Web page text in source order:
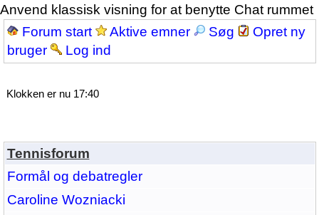
Anvend klassisk visning for at benytte Chat rummet
Forum start Aktive emner Søg
Opret ny
bruger
Log ind
Klokken er nu 17:40
Tennisforum
Formål og debatregler
Caroline Wozniacki